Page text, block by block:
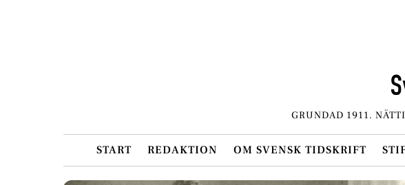
GRUNDAD 1911.
START REDAKTION OM SVENSK TIDSKRIFT